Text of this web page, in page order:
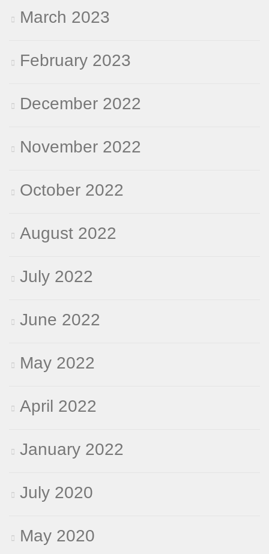
March 2023
February 2023
December 2022
November 2022
October 2022
August 2022
July 2022
June 2022
May 2022
April 2022
January 2022
July 2020
May 2020